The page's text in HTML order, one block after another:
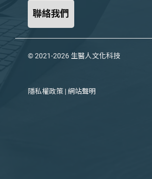
聯絡我們
© 2021-2026 生醫人文化科技
隱私權政策 | 網站聲明